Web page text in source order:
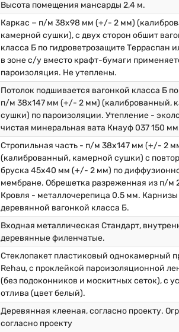
Высота помещения мансарды 2,4 м.
Каркас − п/м 38х98 мм (+/- 2 мм)
камерной сушки), с двух сторон обшит
класса Б по гидроветрозащите Терраспан
в зоне с/у вместо крафт-бумаги
пароизоляция. Не утеплены.
Потолок подшивается вагонкой класса Б
п/м 38х147 мм (+/- 2 мм) (калиброванный,
сушки) по пароизоляции. Утепление -
чистая минеральная вата Кнауф 037 150
Стропильная часть - п/м 38х147 мм (+/- 2
(калиброванный, камерной сушки) с
бруска 45х40 мм (+/- 2 мм) по
мембране. Обрешетка разреженная из п/м
Кровля - металлочерепица 0.5 мм.
деревянной вагонкой класса Б.
Входная металлическая Стандарт,
деревянные филенчатые.
Стеклопакет пластиковый однокамерный
Rehau, с проклейкой пароизоляционной
(без подоконников и москитных сеток), с
отлива (цвет белый).
Деревянная клееная, согласно проекту.
согласно проекту